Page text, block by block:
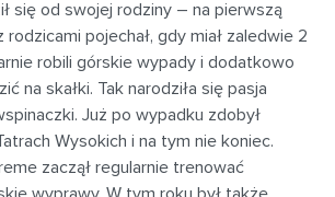
się od swojej rodziny – na pierwszą
pojechał, gdy miał zaledwie 2
robili górskie wypady i dodatkowo
na skałki. Tak narodziła się pasja
Już po wypadku zdobył
Wysokich i na tym nie koniec.
zaczął regularnie trenować